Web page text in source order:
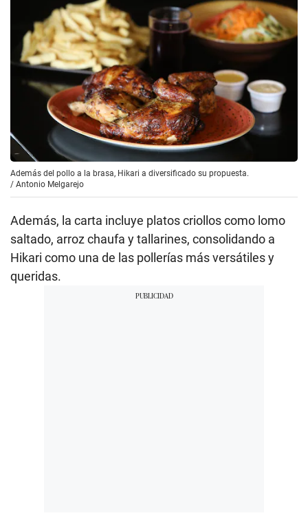
Además del pollo a la brasa, Hikari a diversificado su propuesta.
/ Antonio Melgarejo
Además, la carta incluye platos criollos como lomo
saltado, arroz chaufa y tallarines, consolidando a
Hikari como una de las pollerías más versátiles y
queridas.